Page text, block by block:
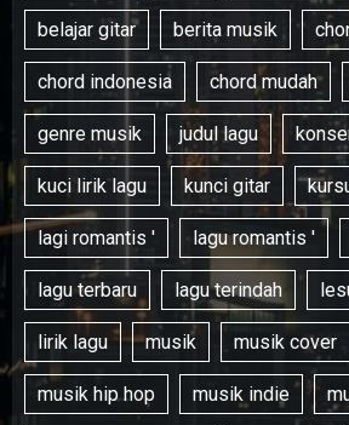
belajar gitar berita musik
chord indonesia chord mudah
genre musik judul lagu
kuci lirik lagu kunci gitar
lagi romantis ' lagu romantis '
lagu terbaru lagu terindah
lirik lagu musik musik cover
musik hip hop musik indie